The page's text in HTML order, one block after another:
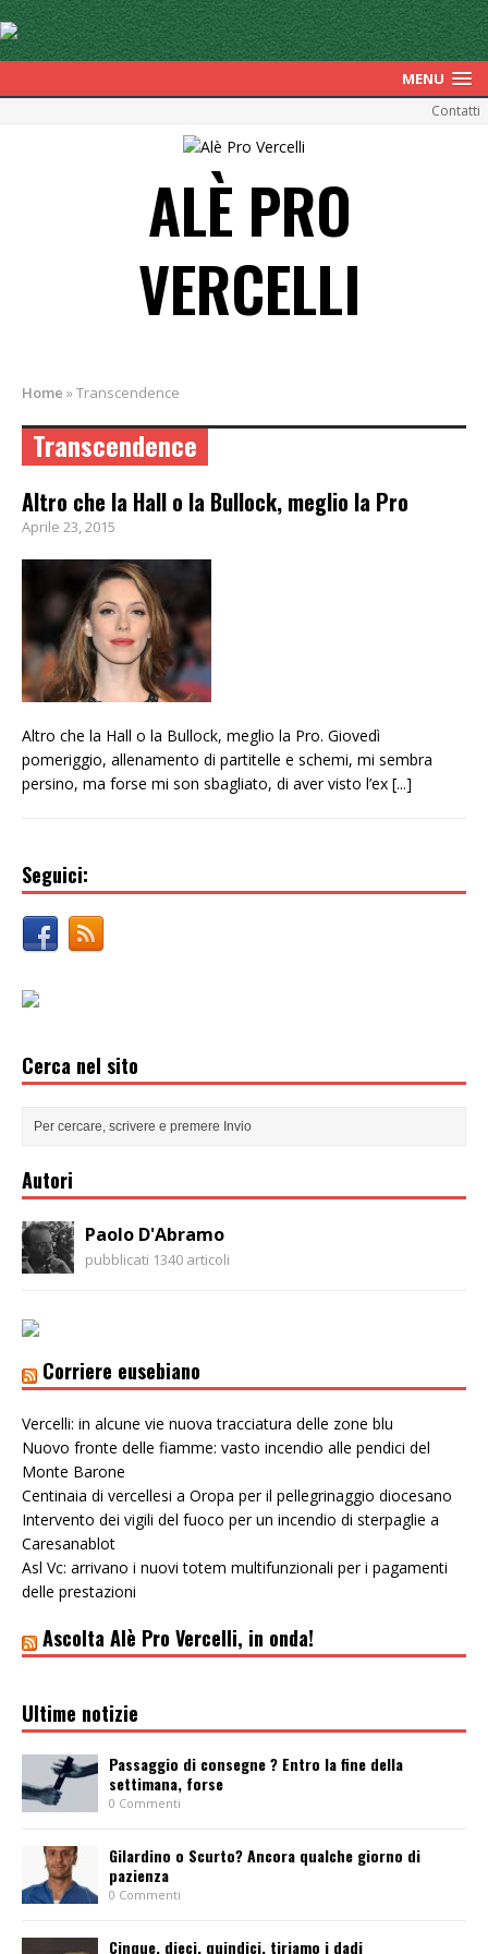
MENU
Contatti
ALÈ PRO
VERCELLI
Home »Transcendence
Transcendence
Altro che la Hall o la Bullock, meglio la Pro
Aprile 23, 2015
Altro che la Hall o la Bullock, meglio la Pro. Giovedì
pomeriggio, allenamento di partitelle e schemi, mi sembra
persino, ma forse mi son sbagliato, di aver visto l’ex [...]
Seguici:
Cerca nel sito
Autori
Paolo D'Abramo
pubblicati 1340 articoli
Corriere eusebiano
Vercelli: in alcune vie nuova tracciatura delle zone blu
Nuovo fronte delle fiamme: vasto incendio alle pendici del
Monte Barone
Centinaia di vercellesi a Oropa per il pellegrinaggio diocesano
Intervento dei vigili del fuoco per un incendio di sterpaglie a
Caresanablot
Asl Vc: arrivano i nuovi totem multifunzionali per i pagamenti
delle prestazioni
Ascolta Alè Pro Vercelli, in onda!
Ultime notizie
Passaggio di consegne ? Entro la fine della
settimana, forse
0 Commenti
Gilardino o Scurto? Ancora qualche giorno di
pazienza
0 Commenti
Cinque, dieci, quindici, tiriamo i dadi